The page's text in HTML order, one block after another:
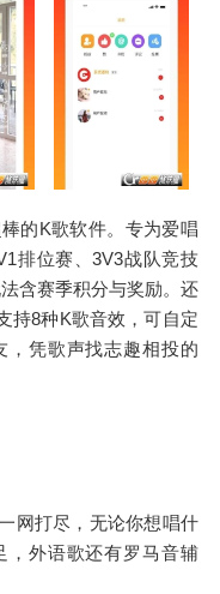
的K歌软件。专为爱唱
排位赛、3V3战队竞技
含赛季积分与奖励。还
持8种K歌音效，可自定
，凭歌声找志趣相投的
网打尽，无论你想唱什
，外语歌还有罗马音辅